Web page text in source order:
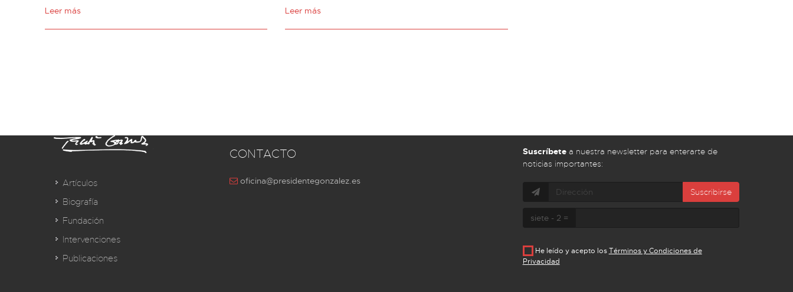
Leer más Leer más
Artículos
Biografía
Fundación
Intervenciones
Publicaciones
CONTACTO
oficina@presidentegonzalez.es
Suscríbetea nuestra newsletter para enterarte de
noticias importantes:
Suscribirse
siete - 2 =
He leído y acepto los Términos y Condiciones de
Privacidad